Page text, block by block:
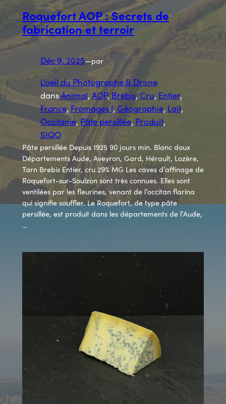
Roquefort AOP : Secrets de
fabrication et terroir
Déc 9, 2025—par
L’oeil du Photographe & Drone
dansAnimal, AOP, Brebis, Cru, Entier
France, Fromages !, Géographie, Lait
Occitanie, Pâte persillée, Produit
SIQO
Pâte persillée Depuis 1925 90 jours min. Blanc doux
Départements Aude, Aveyron, Gard, Hérault, Lozère,
Tarn Brebis Entier, cru 29% MG Les caves d’affinage de
Roquefort-sur-Soulzon sont très connues. Elles sont
ventilées par les fleurines, venant de l’occitan flarina
qui signifie souffler. Le Roquefort, de type pâte
persillée, est produit dans les départements de l’Aude,
…